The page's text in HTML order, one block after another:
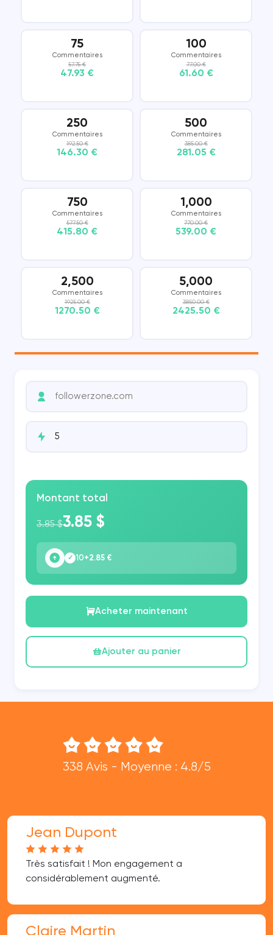
75
Commentaires
57.75 €
47.93 €
100
Commentaires
77.00 €
61.60 €
250
Commentaires
192.50 €
146.30 €
500
Commentaires
385.00 €
281.05 €
750
Commentaires
577.50 €
415.80 €
1,000
Commentaires
770.00 €
539.00 €
2,500
Commentaires
1925.00 €
1270.50 €
5,000
Commentaires
3850.00 €
2425.50 €
Montant total
3.85 $3.85 $
✓ 10+2.85 €
Acheter maintenant
Ajouter au panier
338 Avis - Moyenne : 4.8/5
Jean Dupont
Très satisfait ! Mon engagement a
considérablement augmenté.
Claire Martin